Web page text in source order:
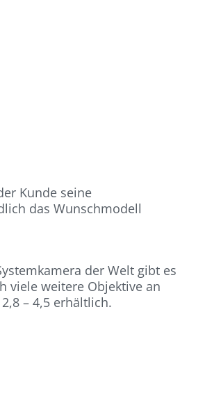
Kunde seine
das Wunschmodell
der Welt gibt es
viele weitere Objektive an
– 4,5 erhältlich.